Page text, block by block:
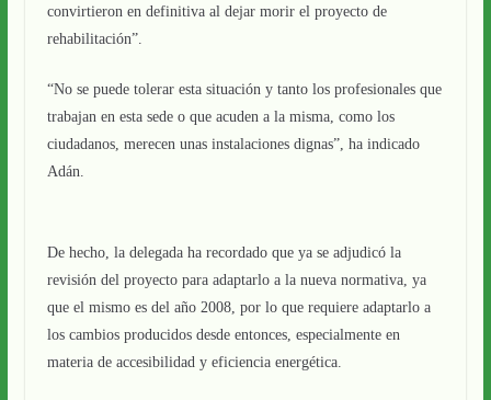
convirtieron en definitiva al dejar morir el proyecto de
rehabilitación”.
“No se puede tolerar esta situación y tanto los profesionales que
trabajan en esta sede o que acuden a la misma, como los
ciudadanos, merecen unas instalaciones dignas”, ha indicado
Adán.
De hecho, la delegada ha recordado que ya se adjudicó la
revisión del proyecto para adaptarlo a la nueva normativa, ya
que el mismo es del año 2008, por lo que requiere adaptarlo a
los cambios producidos desde entonces, especialmente en
materia de accesibilidad y eficiencia energética.